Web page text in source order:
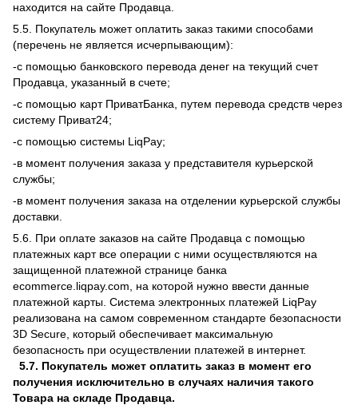
находится на сайте Продавца.
5.5. Покупатель может оплатить заказ такими способами
(перечень не является исчерпывающим):
-с помощью банковского перевода денег на текущий счет
Продавца, указанный в счете;
-с помощью карт ПриватБанка, путем перевода средств через
систему Приват24;
-с помощью системы LiqPay;
-в момент получения заказа у представителя курьерской
службы;
-в момент получения заказа на отделении курьерской службы
доставки.
5.6. При оплате заказов на сайте Продавца с помощью
платежных карт все операции с ними осуществляются на
защищенной платежной странице банка
ecommerce.liqpay.com, на которой нужно ввести данные
платежной карты. Система электронных платежей LiqPay
реализована на самом современном стандарте безопасности
3D Secure, который обеспечивает максимальную
безопасность при осуществлении платежей в интернет.
5.7. Покупатель может оплатить заказ в момент его
получения исключительно в случаях наличия такого
Товара на складе Продавца.